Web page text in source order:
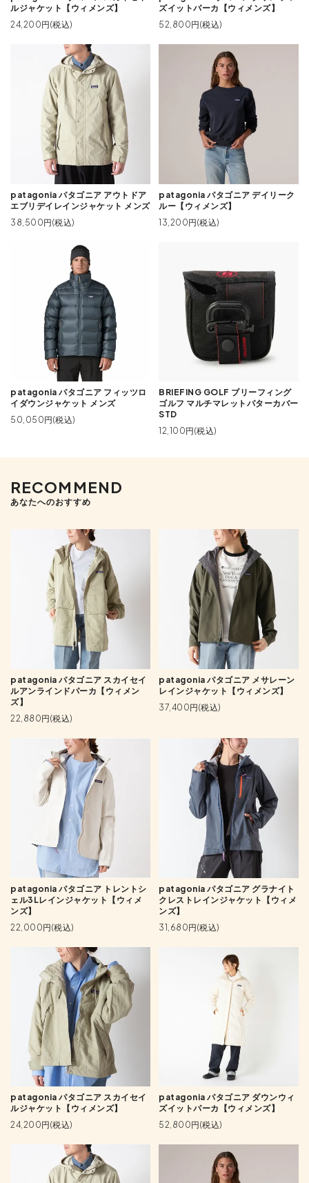
ルジャケット【ウィメンズ】
24,200円(税込)
ズイットパーカ【ウィメンズ】
52,800円(税込)
patagonia パタゴニア アウトドア
エブリデイレインジャケット メンズ
38,500円(税込)
patagonia パタゴニア デイリーク
ルー【ウィメンズ】
13,200円(税込)
patagonia パタゴニア フィッツロ
イダウンジャケット メンズ
50,050円(税込)
BRIEFING GOLF ブリーフィング
ゴルフ マルチマレットパターカバー
STD
12,100円(税込)
RECOMMEND
あなたへのおすすめ
patagonia パタゴニア スカイセイ
ルアンラインドパーカ【ウィメン
ズ】
22,880円(税込)
patagonia パタゴニア メサレーン
レインジャケット【ウィメンズ】
37,400円(税込)
patagonia パタゴニア トレントシ
ェル3Lレインジャケット【ウィメ
ンズ】
22,000円(税込)
patagonia パタゴニア グラナイト
クレストレインジャケット【ウィメ
ンズ】
31,680円(税込)
patagonia パタゴニア スカイセイ
ルジャケット【ウィメンズ】
24,200円(税込)
patagonia パタゴニア ダウンウィ
ズイットパーカ【ウィメンズ】
52,800円(税込)